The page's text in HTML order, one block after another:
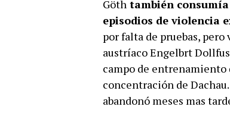
Göth también
episodios de violencia
por falta de pruebas,
austríaco Engelbrt
campo de entrenamiento
concentración de
abandonó meses mas